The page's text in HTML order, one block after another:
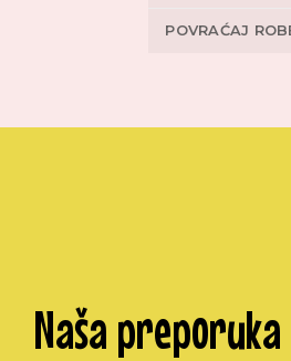
POVRAĆAJ
Naša preporuka
Zaprati